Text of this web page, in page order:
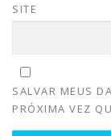
SITE
SALVAR MEUS
PRÓXIMA VEZ